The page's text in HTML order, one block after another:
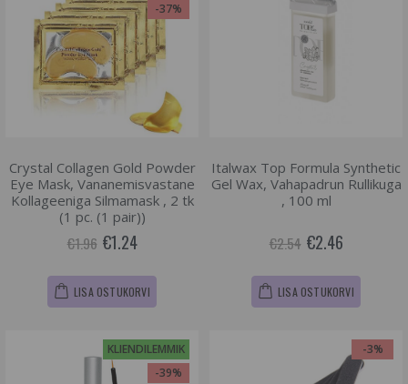
-37%
Crystal Collagen Gold Powder
Eye Mask, Vananemisvastane
Kollageeniga Silmamask , 2 tk
(1 pc. (1 pair))
€1.96 €1.24
LISA OSTUKORVI
Italwax Top Formula Synthetic
Gel Wax, Vahapadrun Rullikuga
, 100 ml
€2.54 €2.46
LISA OSTUKORVI
KLIENDILEMMIK
-39%
-3%